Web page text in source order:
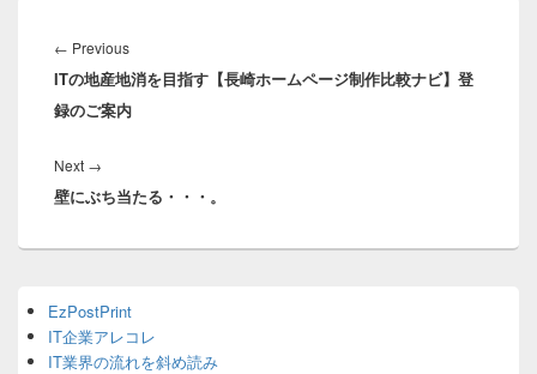
稿
ナ
ビ
ゲ
シ
ョ
← PreviousPrevious
post:
ITの地産地消を目指す【長崎ホームページ制作比較ナビ】登
録のご案内
Next →
post:
壁にぶち当たる・・・。
Sidebar
Widget
Area
EzPostPrint
IT企業アレコレ
IT業界の流れを斜め読み